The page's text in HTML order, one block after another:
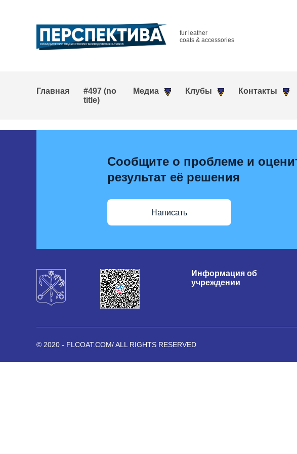
fur leather
coats & accessories
Главная
#497 (no
title)
Медиа Клубы Контакты
Сообщите о проблеме и
результат её решения
Написать
Информация об
учреждении
© 2020 - FLCOAT.COM/ ALL RIGHTS RESERVED